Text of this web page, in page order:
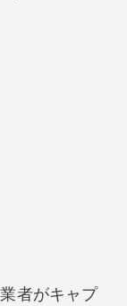
者がキャプ